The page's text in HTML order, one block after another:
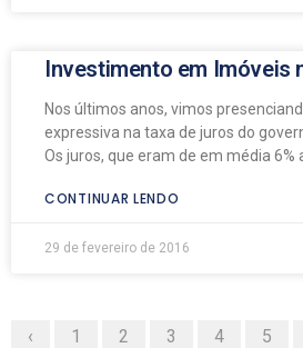
Investimento em Imóveis
Nos últimos anos, vimos
expressiva na taxa de juros do
Os juros, que eram de em média 6%
CONTINUAR LENDO
29 de fevereiro de 2016
‹ 1 2 3 4 5